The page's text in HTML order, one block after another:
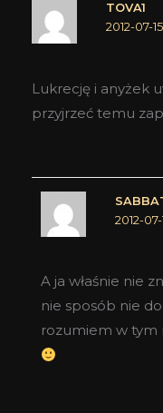
TOVA1
2012-07-
Lukrecję i anyżek
przyjrzeć temu
2012-
A ja właśnie nie
nie sposób nie
rozumiem w tym